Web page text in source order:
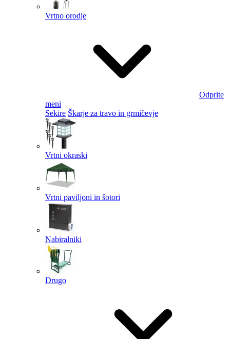
Vrtno orodje
Odprite
meni
Sekire Škarje za travo in grmičevje
Vrtni okraski
Vrtni paviljoni in šotori
Nabiralniki
Drugo